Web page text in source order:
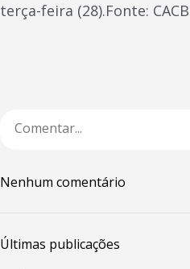
terça-feira (28).Fonte: CACB
Nenhum comentário
Últimas publicações